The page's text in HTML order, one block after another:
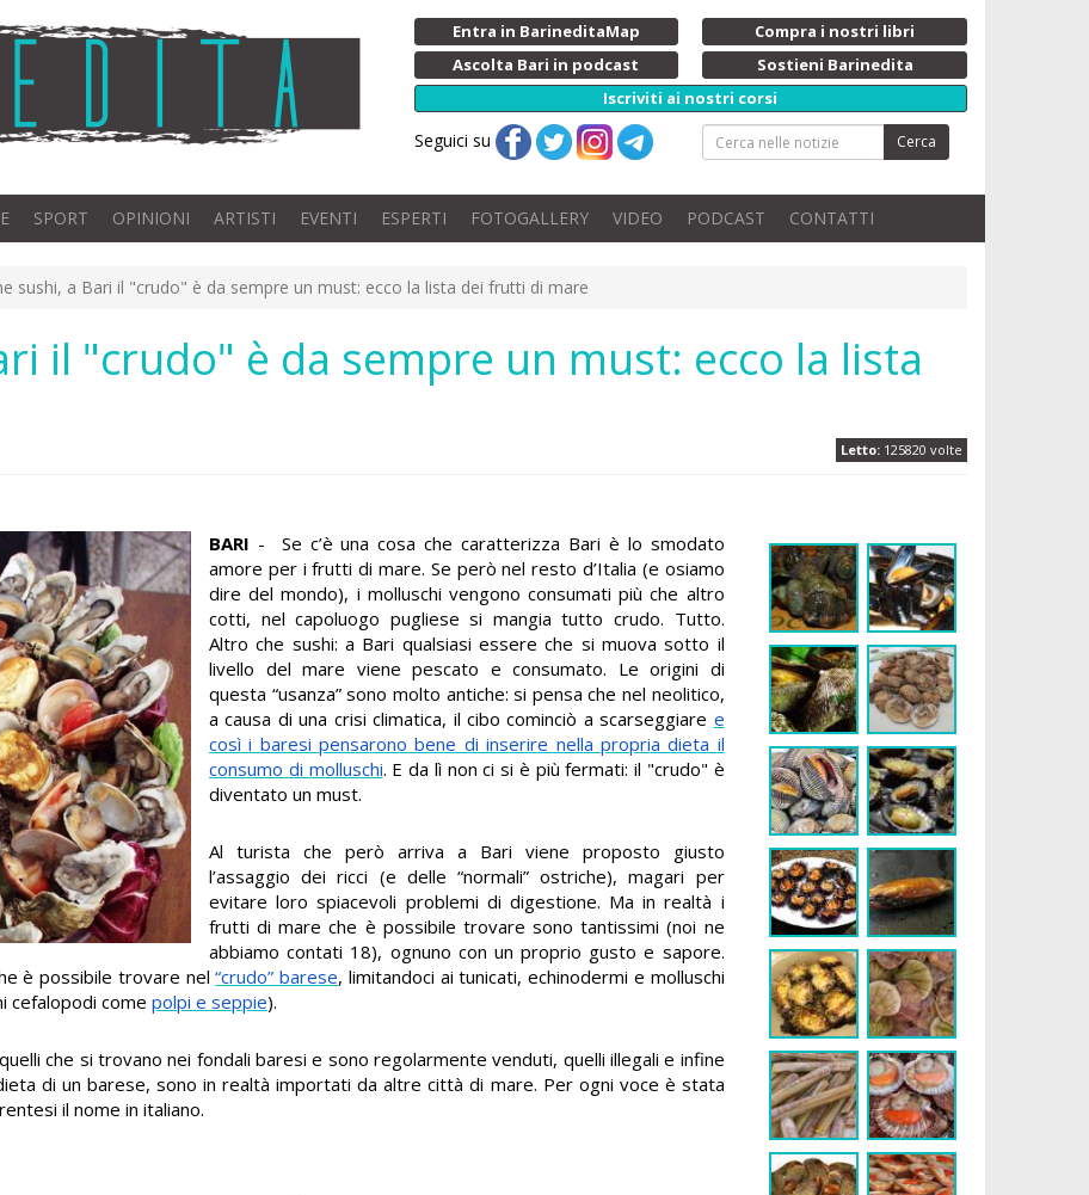
Entra in BarineditaMap
Compra i nostri libri
Ascolta Bari in podcast
Sostieni Barinedita
Iscriviti ai nostri corsi
Seguici su Cerca
SPORT OPINIONI ARTISTI EVENTI ESPERTI FOTOGALLERY VIDEO PODCAST CONTATTI
sushi, a Bari il "crudo" è da sempre un must: ecco la lista dei frutti di mare
il "crudo" è da sempre un must: ecco la lista
Letto: 125820 volte
BARI - Se c’è una cosa che caratterizza Bari è lo smodato
amore per i frutti di mare. Se però nel resto d’Italia (e osiamo
dire del mondo), i molluschi vengono consumati più che altro
cotti, nel capoluogo pugliese si mangia tutto crudo. Tutto.
Altro che sushi: a Bari qualsiasi essere che si muova sotto il
livello del mare viene pescato e consumato. Le origini di
questa “usanza” sono molto antiche: si pensa che nel neolitico,
a causa di una crisi climatica, il cibo cominciò a scarseggiare e
così i baresi pensarono bene di inserire nella propria dieta il
consumo di molluschi. E da lì non ci si è più fermati: il "crudo" è
diventato un must.
Al turista che però arriva a Bari viene proposto giusto
l’assaggio dei ricci (e delle “normali” ostriche), magari per
evitare loro spiacevoli problemi di digestione. Ma in realtà i
frutti di mare che è possibile trovare sono tantissimi (noi ne
abbiamo contati 18), ognuno con un proprio gusto e sapore.
è possibile trovare nel“crudo” barese, limitandoci ai tunicati, echinodermi e molluschi
cefalopodi come polpi e seppie).
che si trovano nei fondali baresi e sono regolarmente venduti, quelli illegali e infine
di un barese, sono in realtà importati da altre città di mare. Per ogni voce è stata
il nome in italiano.